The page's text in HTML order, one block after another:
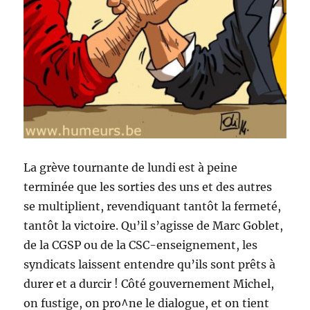
La grève tournante de lundi est à peine
terminée que les sorties des uns et des autres
se multiplient, revendiquant tantôt la fermeté,
tantôt la victoire. Qu’il s’agisse de Marc Goblet,
de la CGSP ou de la CSC-enseignement, les
syndicats laissent entendre qu’ils sont prêts à
durer et a durcir ! Côté gouvernement Michel,
on fustige, on pro^ne le dialogue, et on tient